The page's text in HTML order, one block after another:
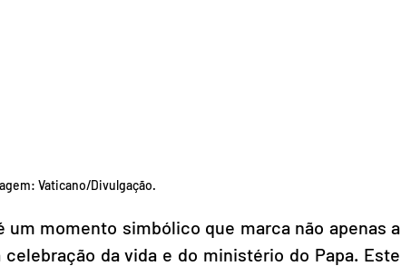
Vaticano/Divulgação.
um momento simbólico que marca não apenas a
da vida e do ministério do Papa. Este